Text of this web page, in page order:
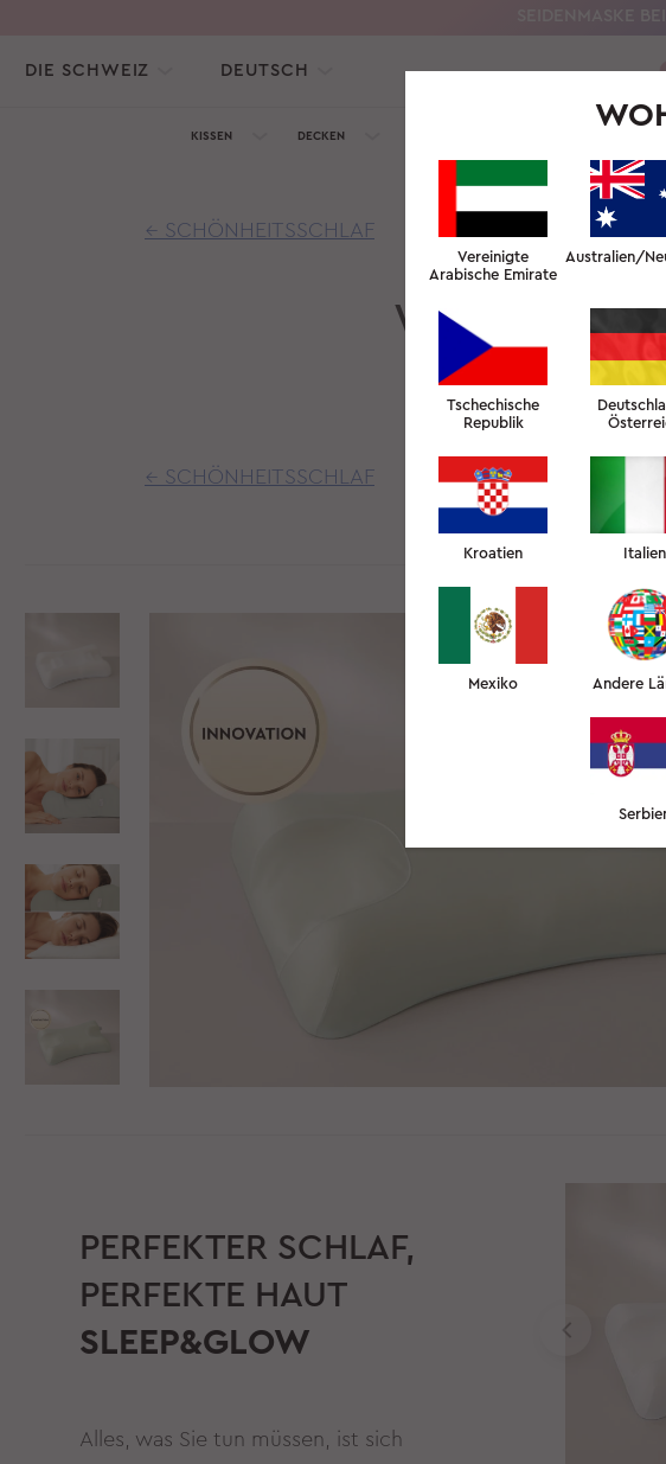
SEIDENMASKE
DIE SCHWEIZ DEUTSCH
KISSEN DECKEN
← SCHÖNHEITSSCHLAF ↑
WIE
← SCHÖNHEITSSCHLAF ↑
PERFEKTER SCHLAF,
PERFEKTE HAUT
SLEEP&GLOW
Alles, was Sie tun müssen, ist sich
Vereinigte
Arabische Emirate
Australien/
Tschechische
Republik
Kroatien Italien
Mexiko Andere